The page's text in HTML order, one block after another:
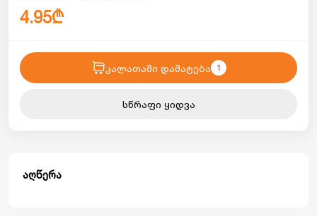
4.95₾
კალათაში დამატება 1
სწრაფი ყიდვა
აღწერა